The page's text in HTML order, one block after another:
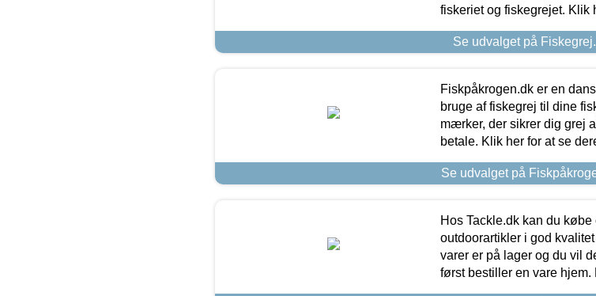
fiskeriet og fiskegrejet. Klik
Se udvalget på
Fiskpåkrogen.dk er en
bruge af fiskegrej til dine
mærker, der sikrer dig grej
betale. Klik her for at se
Se udvalget på
Hos Tackle.dk kan du
outdoorartikler i god
varer er på lager og du vil
først bestiller en vare